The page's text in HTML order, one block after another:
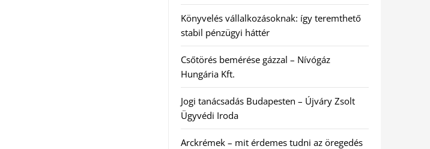
Könyvelés vállalkozásoknak: így teremthető
stabil pénzügyi háttér
Csőtörés bemérése gázzal – Nívógáz
Hungária Kft.
Jogi tanácsadás Budapesten – Újváry Zsolt
Ügyvédi Iroda
Arckrémek – mit érdemes tudni az öregedés